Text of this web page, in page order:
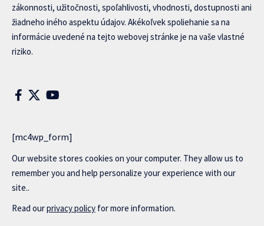
zákonnosti, užitočnosti, spoľahlivosti, vhodnosti, dostupnosti ani
žiadneho iného aspektu údajov. Akékoľvek spoliehanie sa na
informácie uvedené na tejto webovej stránke je na vaše vlastné
riziko.
[mc4wp_form]
Our website stores cookies on your computer. They allow us to
remember you and help personalize your experience with our
site..
Read ourprivacy policy for more information.